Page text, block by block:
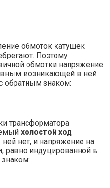
обмоток катушек
Поэтому
обмотки напряжение
возникающей в ней
обратным знаком:
трансформатора
холостой ход
ней нет, и напряжение на
равно индуцированной в